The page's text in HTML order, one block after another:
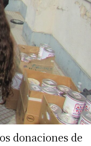
*Requerido
donaciones de